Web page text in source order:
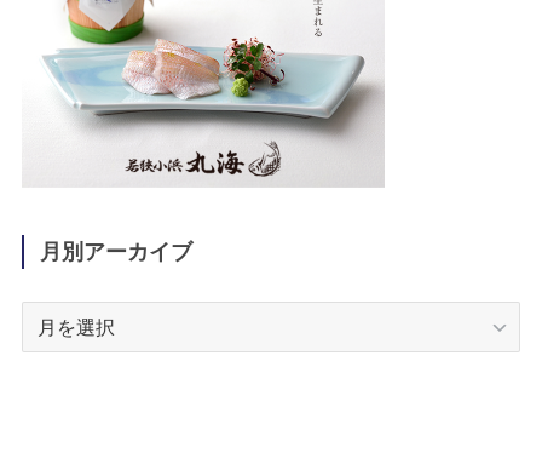
月別アーカイブ